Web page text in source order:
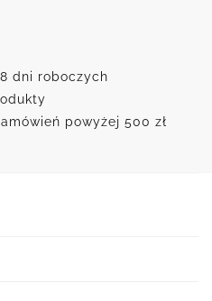
dni roboczych
powyżej 500 zł